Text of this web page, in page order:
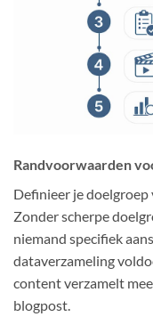
Randvoorwaarden
Definieer je doelgroep
Zonder scherpe
niemand specifiek
dataverzameling
content verzamelt
blogpost.